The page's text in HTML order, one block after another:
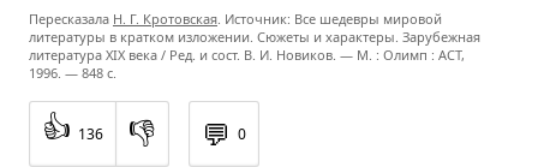
Пересказала Н. Г. Кротовская . Источник: Все шедевры мировой
литературы в кратком изложении. Сюжеты и характеры. Зарубежная
литература XIX века / Ред. и сост. В. И. Новиков. — М. : Олимп : ACT,
1996. — 848 с.
👍 136 👎 💬 0